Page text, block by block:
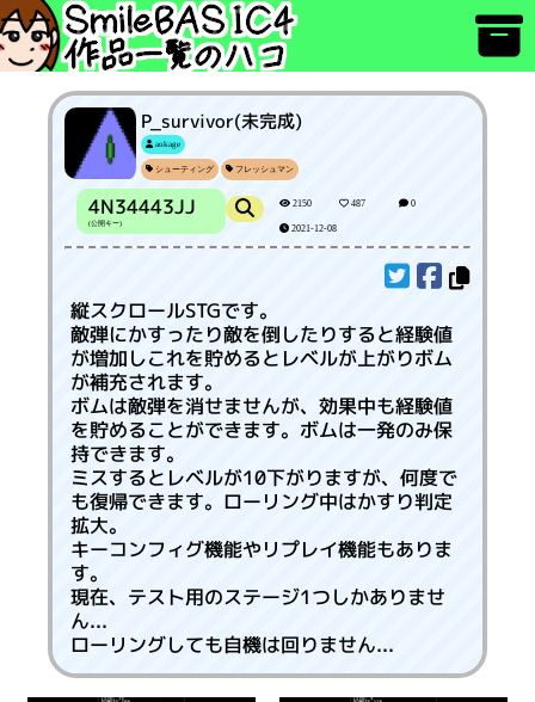
P_survivor(未完成)
aokage
シューティング フレッシュマン
4N34443JJ
(公開キー)
2150 487 0
2021-12-08
縦スクロールSTGです。
敵弾にかすったり敵を倒したりすると経験値
が増加しこれを貯めるとレベルが上がりボム
が補充されます。
ボムは敵弾を消せませんが、効果中も経験値
を貯めることができます。ボムは一発のみ保
持できます。
ミスするとレベルが10下がりますが、何度で
も復帰できます。ローリング中はかすり判定
拡大。
キーコンフィグ機能やリプレイ機能もありま
す。
現在、テスト用のステージ1つしかありませ
ん...
ローリングしても自機は回りません...